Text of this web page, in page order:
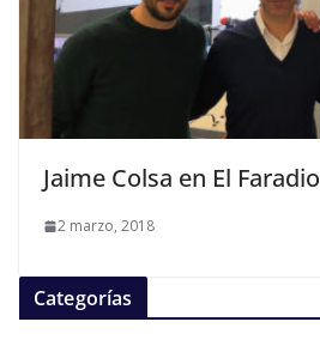
Jaime Colsa en El Faradio
2 marzo, 2018
Categorías